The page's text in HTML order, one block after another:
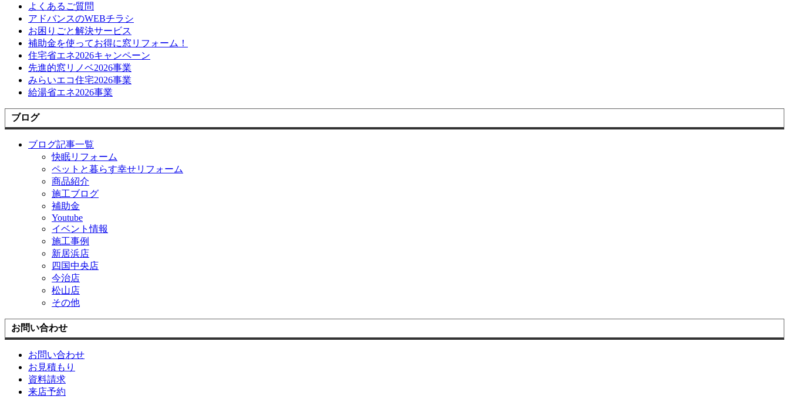
よくあるご質問
アドバンスのWEBチラシ
お困りごと解決サービス
補助金を使ってお得に窓リフォーム！
住宅省エネ2026キャンペーン
先進的窓リノベ2026事業
みらいエコ住宅2026事業
給湯省エネ2026事業
ブログ
ブログ記事一覧
快眠リフォーム
ペットと暮らす幸せリフォーム
商品紹介
施工ブログ
補助金
Youtube
イベント情報
施工事例
新居浜店
四国中央店
今治店
松山店
その他
お問い合わせ
お問い合わせ
お見積もり
資料請求
来店予約